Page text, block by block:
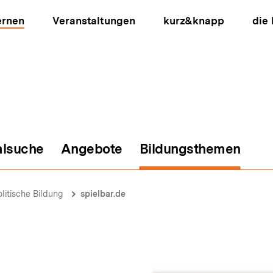
Veranstaltungen kurz&knapp die
Angebote Bildungsthemen
Bildung spielbar.de